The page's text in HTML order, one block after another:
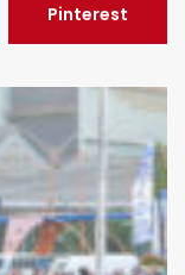
Pinterest